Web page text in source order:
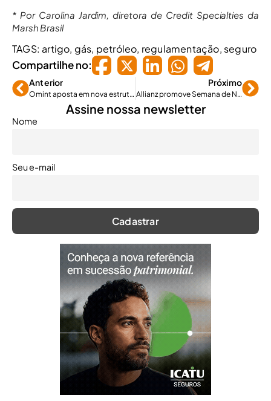
* Por Carolina Jardim, diretora de Credit Specialties da
Marsh Brasil
TAGS: artigo, gás, petróleo, regulamentação, seguro
Compartilhe no:
Anterior
Omint aposta em nova estrutura comercial para continuar crescendo
Próximo
Allianz promove Semana de Negócios para capacitar corretores
Assine nossa newsletter
Nome
Seu e-mail